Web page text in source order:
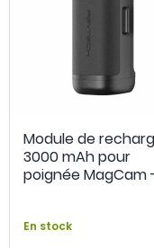
Module de
3000 mAh pour
poignée MagCam
En stock